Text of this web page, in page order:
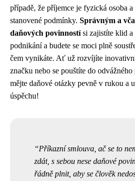
případě, že příjemce je fyzická osoba
stanovené podmínky. Správným a
daňových povinnostísi zajistíte klid a
podnikání a budete se moci plně
čem vynikáte. Ať už rozvíjíte
značku nebo se pouštíte do
mějte daňové otázky pevně v rukou a
úspěchu!
Příkazní smlouva, ač se to
zdát, s sebou nese daňové
řádně plnit, aby se člověk